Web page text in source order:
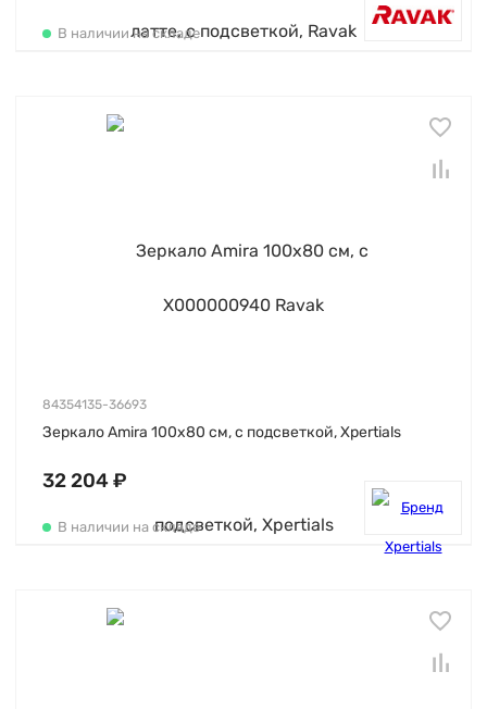
В наличии на складе
84354135-36693
Зеркало Amira 100х80 см, с подсветкой, Xpertials
32 204 ₽
В наличии на складе